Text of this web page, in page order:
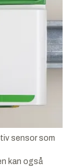
sensor som
kan også